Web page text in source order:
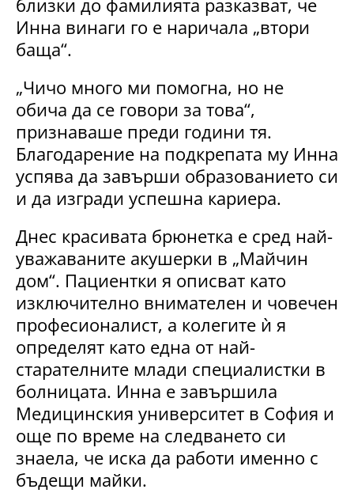
близки до фамилията разказват, че
Инна винаги го е наричала „втори
баща“.
„Чичо много ми помогна, но не
обича да се говори за това“,
признаваше преди години тя.
Благодарение на подкрепата му Инна
успява да завърши образованието си
и да изгради успешна кариера.
Днес красивата брюнетка е сред най-
уважаваните акушерки в „Майчин
дом“. Пациентки я описват като
изключително внимателен и човечен
професионалист, а колегите ѝ я
определят като една от най-
старателните млади специалистки в
болницата. Инна е завършила
Медицинския университет в София и
още по време на следването си
знаела, че иска да работи именно с
бъдещи майки.